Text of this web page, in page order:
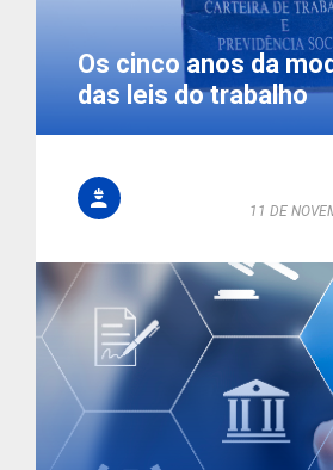
Os cinco anos da
das leis do trabalho
11 DE